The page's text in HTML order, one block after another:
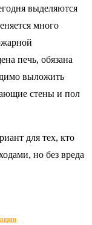
выделяются
много
печь, обязана
выложить
стены и пол
для тех, кто
но без вреда